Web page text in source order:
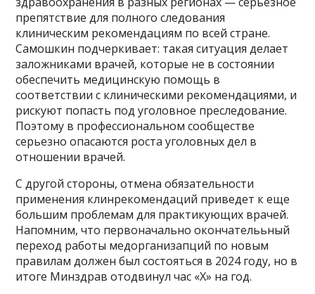
препятствие для полного следования
клиническим рекомендациям по всей стране.
Самошкин подчеркивает: такая ситуация делает
заложниками врачей, которые не в состоянии
обеспечить медицинскую помощь в
соответствии с клиническими рекомендациями, и
рискуют попасть под уголовное преследование.
Поэтому в профессиональном сообществе
серьезно опасаются роста уголовных дел в
отношении врачей.
С другой стороны, отмена обязательности
применения клинрекомендаций приведет к еще
большим проблемам для практикующих врачей.
Напомним, что первоначально окончателььный
переход работы медорганизапций по новым
правилам должен был состояться в 2024 году, но в
итоге Минздрав отодвинул час «Х» на год.